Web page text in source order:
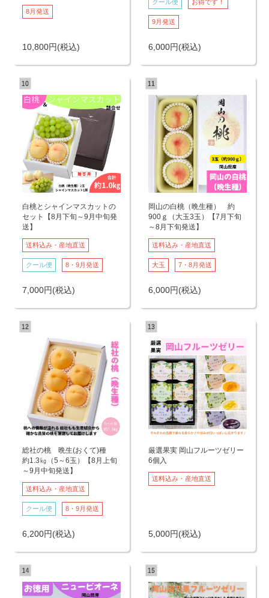
8月発送
10,800円(税込)
クール便 お得です！
9月発送
6,000円(税込)
白桃とシャインマスカットの
セット【8月下旬～9月中旬発
送】
送料込み・産地直送
クール便 8・9月発送
7,000円(税込)
岡山の白桃（晩生種） 約
900ｇ（大玉3玉）【7月下旬
～8月下旬発送】
送料込み・産地直送
大玉 7・8月発送
6,000円(税込)
総社の桃 晩生(おくて)種
約1.3㎏（5～6玉）【8月上旬
～9月中旬発送】
送料込み・産地直送
クール便 8・9月発送
6,200円(税込)
厳選果実 岡山フルーツゼリー
6個入
送料込み・産地直送
5,000円(税込)